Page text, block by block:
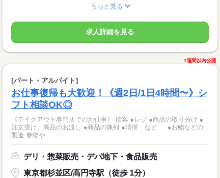
もっと見る
求人詳細を見る
1週間以内公開
[パート・アルバイト]
お仕事復帰も大歓迎！《週2日/1日4時間〜》シ
フト相談OK◎
《テイクアウト専門店でのお仕事》 接客 ●レジ ●商品の取り分け ●
注文受け、商品のお渡し ●商品の陳列 ●清掃 など ●お鮨などの
製造 巻物や...
デリ・惣菜販売・デパ地下・食品販売
東京都杉並区/高円寺駅（徒歩 1分）